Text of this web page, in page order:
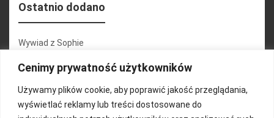
Cenimy prywatność użytkowników
Używamy plików cookie, aby poprawić jakość przeglądania,
wyświetlać reklamy lub treści dostosowane do
Ostatnio dodano
Wywiad z Sophie
Konferencja 2.1
Martyna Wojciechowska
Relacja zdjęciowa 25.09.2024r (cz.2)